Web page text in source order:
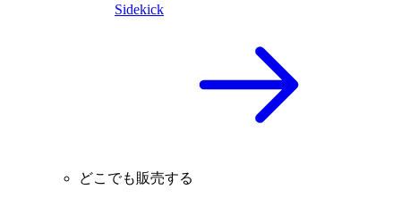
Sidekick
どこでも販売する